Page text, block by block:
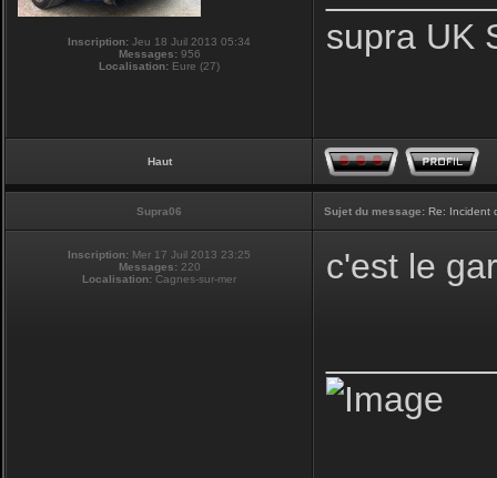
Inscription: Jeu 18 Juil 2013 05:34
Messages:956
Localisation: Eure (27)
supra UK
Haut
Supra06 Sujet du message: Re: Incident
Inscription: Mer 17 Juil 2013 23:25
Messages:220
Localisation: Cagnes-sur-mer c'est le